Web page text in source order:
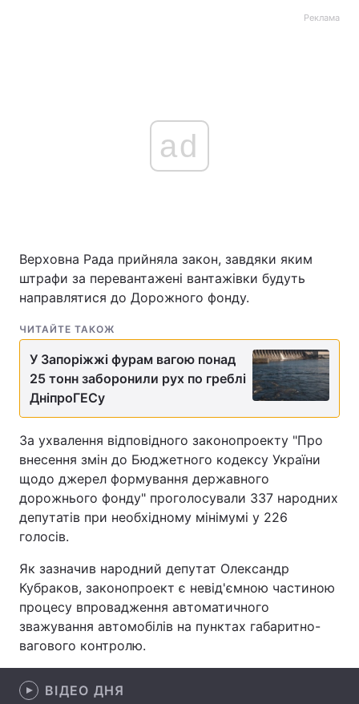
Україна Політика
Техно і зв'язок Лайт
Зброя Інциденти
Здоров'я Туризм
Екологія Регіони
Відео з Youtube Статті
Інтерв'ю
Архів
Реклама
ad
Верховна Рада прийняла закон, завдяки яким
штрафи за перевантажені вантажівки будуть
направлятися до Дорожного фонду.
ЧИТАЙТЕ ТАКОЖ
У Запоріжжі фурам вагою понад
25 тонн заборонили рух по греблі
ДніпроГЕСу
За ухвалення відповідного законопроекту "Про
внесення змін до Бюджетного кодексу України
щодо джерел формування державного
дорожнього фонду" проголосували 337 народних
депутатів при необхідному мінімумі у 226
голосів.
Як зазначив народний депутат Олександр
Кубраков, законопроект є невід'ємною частиною
процесу впровадження автоматичного
зважування автомобілів на пунктах габаритно-
вагового контролю.
ВІДЕО ДНЯ